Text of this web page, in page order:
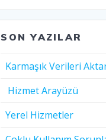
SON YAZILAR
Karmaşık Verileri
Hizmet Arayüzü
Yerel Hizmetler